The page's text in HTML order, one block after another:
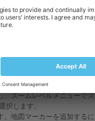
図には、メインの拡大地
に指定した所在地の情報
ジにモジュールをドラッグし
所や座標を入力することも
ズームレベルメニューでズ
択します。
地図マーカーを追加する